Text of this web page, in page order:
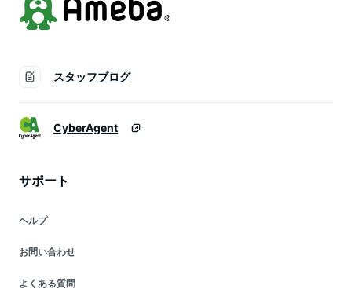
スタッフブログ
CyberAgent
サポート
ヘルプ
お問い合わせ
よくある質問